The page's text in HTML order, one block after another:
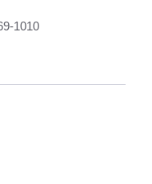
1010